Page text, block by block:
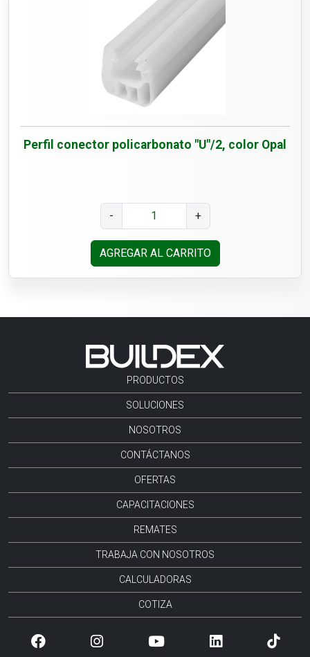
Perfil conector policarbonato "U"/2, color Opal
- +
AGREGAR AL CARRITO
PRODUCTOS
SOLUCIONES
NOSOTROS
CONTÁCTANOS
OFERTAS
CAPACITACIONES
REMATES
TRABAJA CON NOSOTROS
CALCULADORAS
COTIZA